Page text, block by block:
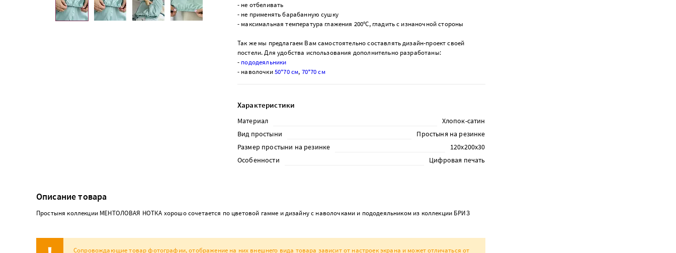
- не отбеливать
- не применять барабанную сушку
- максимальная температура глажения 200°С, гладить с изнаночной стороны
Так же мы предлагаем Вам самостоятельно составлять дизайн-проект своей
постели. Для удобства использования дополнительно разработаны:
- пододеяльники
- наволочки50*70 см, 70*70 см
Характеристики
Материал
Хлопок-сатин
Вид простыни
Простыня на резинке
Размер простыни на резинке
120х200х30
Особенности
Цифровая печать
Описание товара
Простыня коллекции МЕНТОЛОВАЯ НОТКА хорошо сочетается по цветовой гамме и дизайну с наволочками и пододеяльником из коллекции БРИЗ
Сопровождающие товар фотографии, отображение на них внешнего вида товара зависит от настроек экрана и может отличаться от